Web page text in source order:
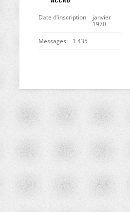
Date d'inscription
janvier
1970
Messages 1 435